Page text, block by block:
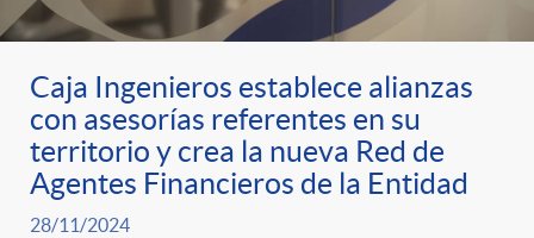
r
e
n
o
r
í
a
F
i
o
n
t
Caja Ingenieros establece alianzas
con asesorías referentes en su
territorio y crea la nueva Red de
Agentes Financieros de la Entidad
28/11/2024